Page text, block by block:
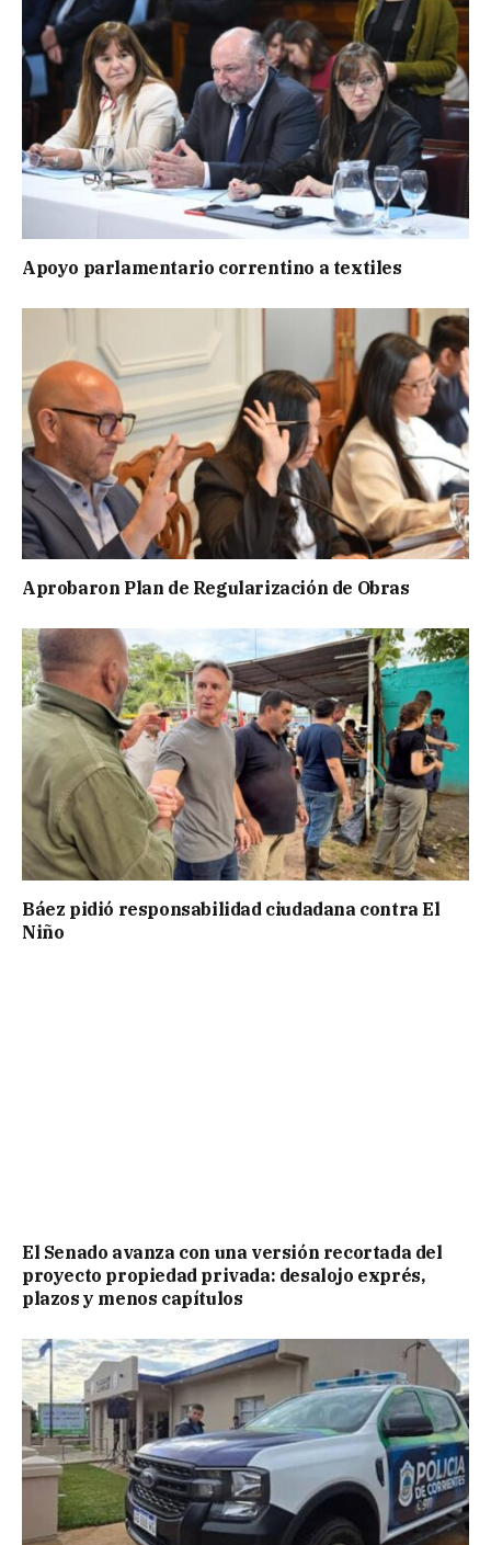
Apoyo parlamentario correntino a textiles
Aprobaron Plan de Regularización de Obras
Báez pidió responsabilidad ciudadana contra El
Niño
El Senado avanza con una versión recortada del
proyecto propiedad privada: desalojo exprés,
plazos y menos capítulos